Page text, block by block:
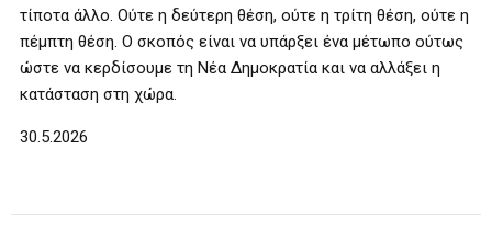
τίποτα άλλο. Ούτε η δεύτερη θέση, ούτε η τρίτη θέση, ούτε η
πέμπτη θέση. Ο σκοπός είναι να υπάρξει ένα μέτωπο ούτως
ώστε να κερδίσουμε τη Νέα Δημοκρατία και να αλλάξει η
κατάσταση στη χώρα.
30.5.2026